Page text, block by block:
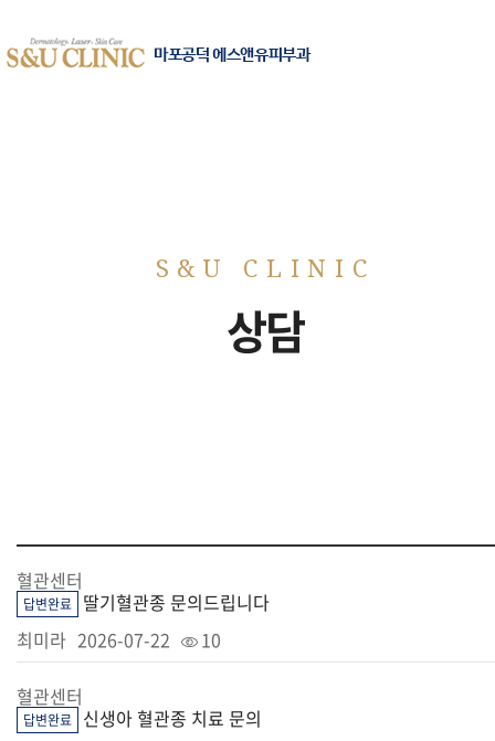
마포공덕 에스앤유피부과
상담
혈관센터
답변완료
딸기혈관종 문의드립니다
최미라 2026-07-22 10
혈관센터
답변완료
신생아 혈관종 치료 문의